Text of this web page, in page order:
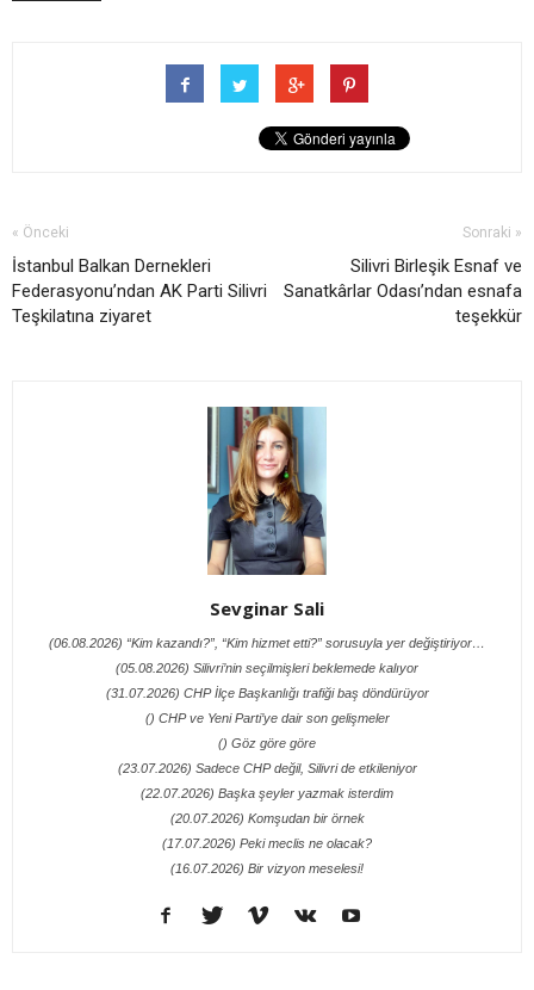
« Önceki
İstanbul Balkan Dernekleri
Federasyonu’ndan AK Parti Silivri
Teşkilatına ziyaret
Sonraki »
Silivri Birleşik Esnaf ve
Sanatkârlar Odası’ndan esnafa
teşekkür
Sevginar Sali
(06.08.2026) “Kim kazandı?”, “Kim hizmet etti?” sorusuyla yer değiştiriyor…
(05.08.2026) Silivri’nin seçilmişleri beklemede kalıyor
(31.07.2026) CHP İlçe Başkanlığı trafiği baş döndürüyor
() CHP ve Yeni Parti’ye dair son gelişmeler
() Göz göre göre
(23.07.2026) Sadece CHP değil, Silivri de etkileniyor
(22.07.2026) Başka şeyler yazmak isterdim
(20.07.2026) Komşudan bir örnek
(17.07.2026) Peki meclis ne olacak?
(16.07.2026) Bir vizyon meselesi!